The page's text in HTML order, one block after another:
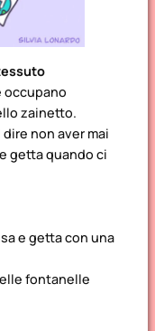
occupano
zainetto.
non aver mai
getta quando ci
e getta con una
fontanelle